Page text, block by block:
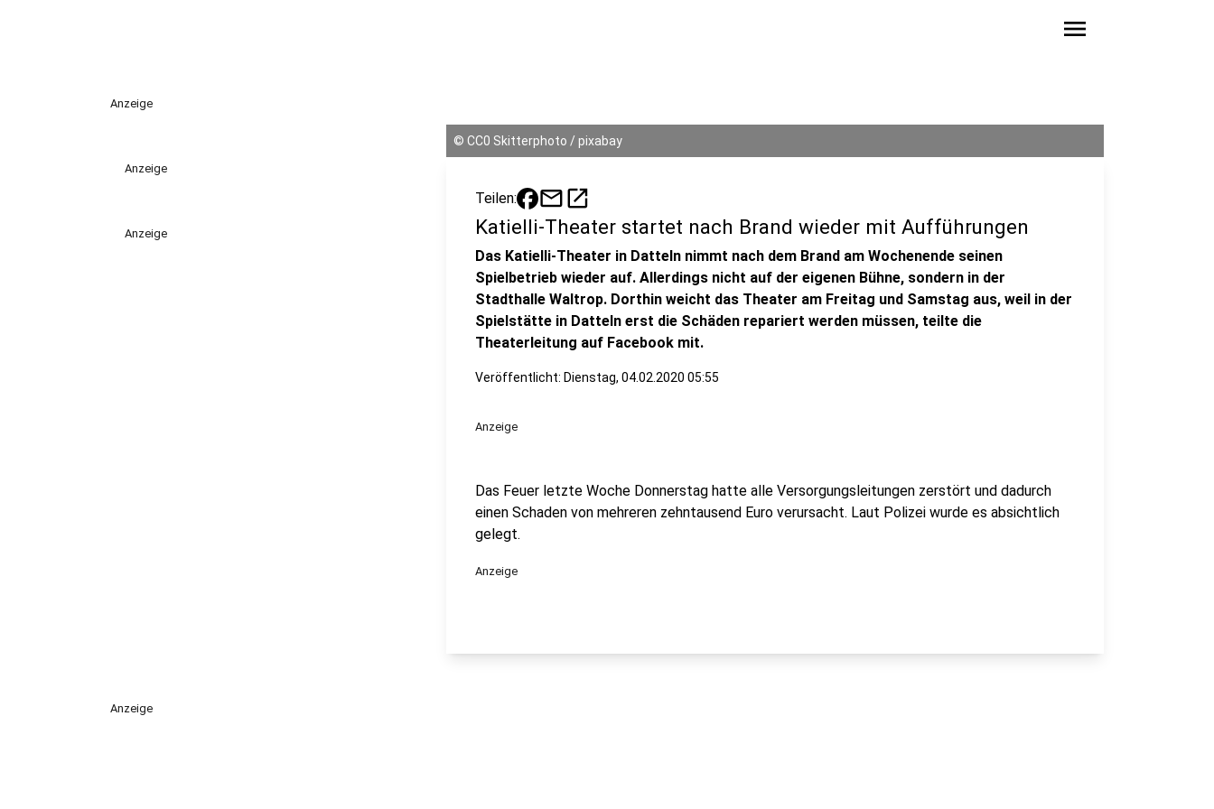
menu
Anzeige
Anzeige
Anzeige
© CC0 Skitterphoto / pixabay
Teilen: mailopen_in_new
Katielli-Theater startet nach Brand wieder mit Aufführungen
Das Katielli-Theater in Datteln nimmt nach dem Brand am Wochenende seinen
Spielbetrieb wieder auf. Allerdings nicht auf der eigenen Bühne, sondern in der
Stadthalle Waltrop. Dorthin weicht das Theater am Freitag und Samstag aus, weil in der
Spielstätte in Datteln erst die Schäden repariert werden müssen, teilte die
Theaterleitung auf Facebook mit.
Veröffentlicht: Dienstag, 04.02.2020 05:55
Anzeige
Das Feuer letzte Woche Donnerstag hatte alle Versorgungsleitungen zerstört und dadurch
einen Schaden von mehreren zehntausend Euro verursacht. Laut Polizei wurde es absichtlich
gelegt.
Anzeige
Anzeige